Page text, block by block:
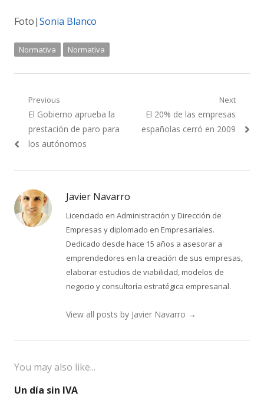
Foto|Sonia Blanco
Normativa Normativa
Navegación
de
entradas
Previous
Previous
post:
El Gobierno aprueba la
prestación de paro para
los autónomos
Next
Next
post:
El 20% de las empresas
españolas cerró en 2009
Javier Navarro
Licenciado en Administración y Dirección de
Empresas y diplomado en Empresariales.
Dedicado desde hace 15 años a asesorar a
emprendedores en la creación de sus empresas,
elaborar estudios de viabilidad, modelos de
negocio y consultoría estratégica empresarial.
View all posts by Javier Navarro →
You may also like...
Un día sin IVA